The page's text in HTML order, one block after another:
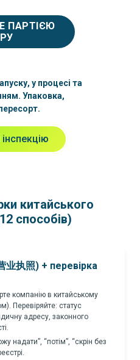
ПАРТІЄЮ
у процесі та
Упаковка,
китайського
способів)
执照) + перевірка
компанію в китайському
Перевіряйте: статус
адресу, законного
надати”, “потім”, “скрін без